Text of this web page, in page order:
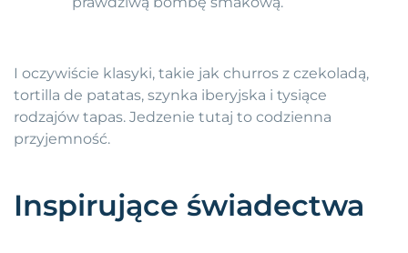
I oczywiście klasyki, takie jak churros z czekoladą,
tortilla de patatas, szynka iberyjska i tysiące
rodzajów tapas. Jedzenie tutaj to codzienna
przyjemność.
Inspirujące świadectwa